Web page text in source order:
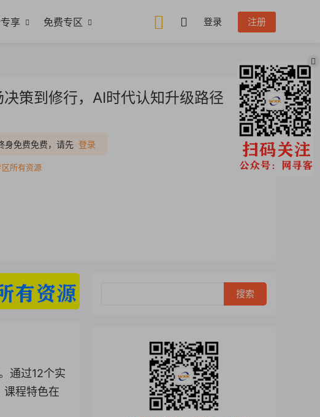
享 免费专区 登录 注册
策到修行，AI时代认知升级路径
推广
免费免费，请先 登录
所有资源
通过12个实
课程特色在